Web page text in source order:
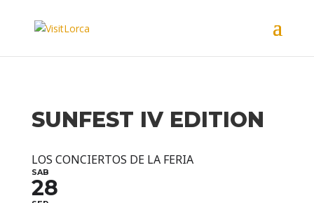
SUNFEST IV EDITION
LOS CONCIERTOS DE LA FERIA
SAB
28